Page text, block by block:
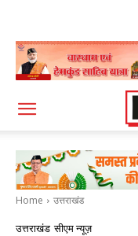
Home उत्तराखंड
उत्तराखंड सीएम न्यूज़